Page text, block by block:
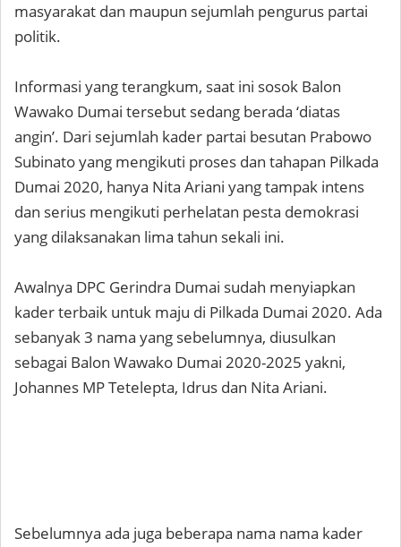
masyarakat dan maupun sejumlah pengurus partai
politik.
Informasi yang terangkum, saat ini sosok Balon
Wawako Dumai tersebut sedang berada ‘diatas
angin’. Dari sejumlah kader partai besutan Prabowo
Subinato yang mengikuti proses dan tahapan Pilkada
Dumai 2020, hanya Nita Ariani yang tampak intens
dan serius mengikuti perhelatan pesta demokrasi
yang dilaksanakan lima tahun sekali ini.
Awalnya DPC Gerindra Dumai sudah menyiapkan
kader terbaik untuk maju di Pilkada Dumai 2020. Ada
sebanyak 3 nama yang sebelumnya, diusulkan
sebagai Balon Wawako Dumai 2020-2025 yakni,
Johannes MP Tetelepta, Idrus dan Nita Ariani.
Sebelumnya ada juga beberapa nama nama kader